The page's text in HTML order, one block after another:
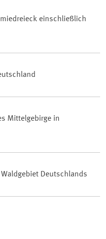
einschließlich
Mittelgebirge in
Deutschlands